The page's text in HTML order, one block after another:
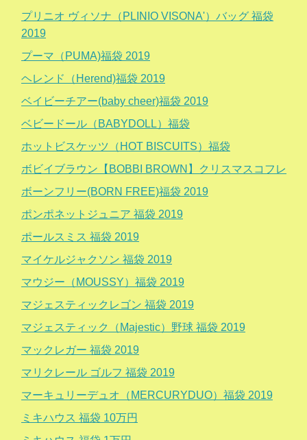
プリニオ ヴィソナ（PLINIO VISONA'）バッグ 福袋
2019
プーマ（PUMA)福袋 2019
ヘレンド（Herend)福袋 2019
ベイビーチアー(baby cheer)福袋 2019
ベビードール（BABYDOLL）福袋
ホットビスケッツ（HOT BISCUITS）福袋
ボビイブラウン【BOBBI BROWN】クリスマスコフレ
ボーンフリー(BORN FREE)福袋 2019
ポンポネットジュニア 福袋 2019
ポールスミス 福袋 2019
マイケルジャクソン 福袋 2019
マウジー（MOUSSY）福袋 2019
マジェスティックレゴン 福袋 2019
マジェスティック（Majestic）野球 福袋 2019
マックレガー 福袋 2019
マリクレール ゴルフ 福袋 2019
マーキュリーデュオ（MERCURYDUO）福袋 2019
ミキハウス 福袋 10万円